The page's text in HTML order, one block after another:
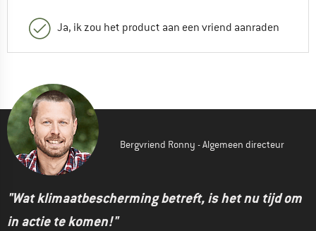
Ja, ik zou het product aan een vriend aanraden
Bergvriend Ronny - Algemeen directeur
"Wat klimaatbescherming betreft, is het nu tijd om
in actie te komen!"